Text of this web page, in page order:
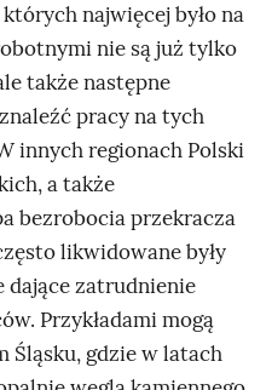
najwięcej było na
nie są już tylko
także następne
pracy na tych
innych regionach Polski
a także
bezrobocia przekracza
likwidowane były
dające zatrudnienie
Przykładami mogą
Śląsku, gdzie w latach